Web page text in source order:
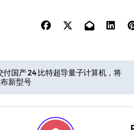
付国产 24 比特超导量子计算机，将
新型号